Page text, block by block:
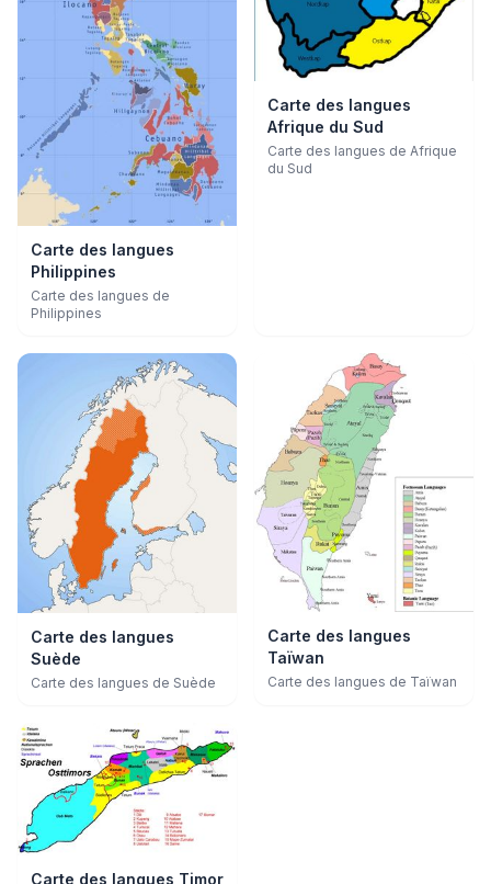
Carte des langues
Philippines
Carte des langues de
Philippines
Carte des langues
Afrique du Sud
Carte des langues de Afrique
du Sud
Carte des langues
Suède
Carte des langues de Suède
Carte des langues
Taïwan
Carte des langues de Taïwan
Carte des langues Timor